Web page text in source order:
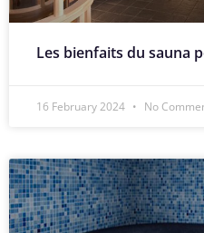
Les bienfaits du sauna
16 February 2024 No